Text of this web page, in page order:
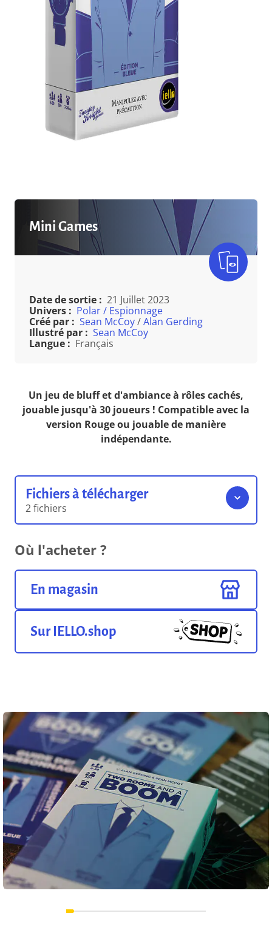
Mini Games
Date de sortie : 21 Juillet 2023
Univers : Polar / Espionnage
Créé par : Sean McCoy/Alan Gerding
Illustré par : Sean McCoy
Langue : Français
Un jeu de bluff et d'ambiance à rôles cachés,
jouable jusqu'à 30 joueurs ! Compatible avec la
version Rouge ou jouable de manière
indépendante.
Fichiers à télécharger
2 fichiers
Guide des Personnages
1.87 Mo Format pdf
Livret de Règles
1,016.54 Ko Format pdf
Où l'acheter ?
En magasin
Sur IELLO.shop